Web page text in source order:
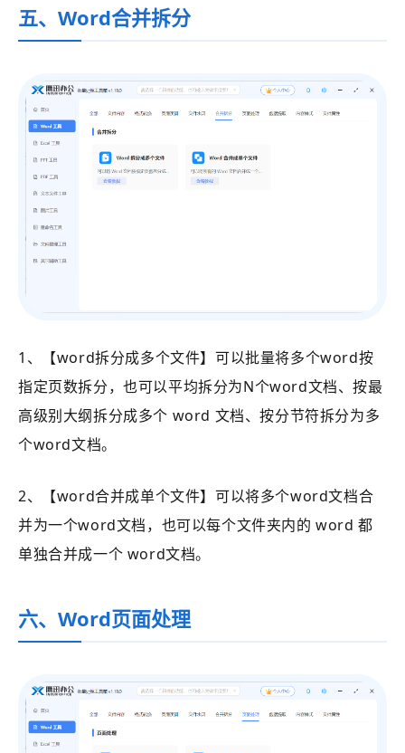
五、Word合并拆分
1、【word拆分成多个文件】可以批量将多个word按
指定页数拆分，也可以平均拆分为N个word文档、按最
高级别大纲拆分成多个 word 文档、按分节符拆分为多
个word文档。
2、【word合并成单个文件】可以将多个word文档合
并为一个word文档，也可以每个文件夹内的 word 都
单独合并成一个 word文档。
六、Word页面处理